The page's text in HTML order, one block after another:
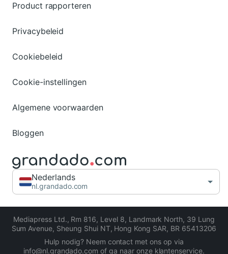
Product rapporteren
Privacybeleid
Cookiebeleid
Cookie-instellingen
Algemene voorwaarden
Bloggen
Nederlands
nl.grandado.com
Mediapress Ltd., Rm 816, Level 8, Landmark North, 39 Lung
Sum Avenue, Sheung Shui NT, Hong Kong SAR, BR 65413206
Hulp nodig? Neem contact met ons op via
info@nl.grandado.com of ga naar onze klantenservice.